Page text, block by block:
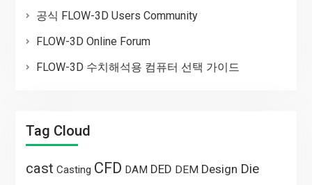
공식 FLOW-3D Users Community
FLOW-3D Online Forum
FLOW-3D 수치해석용 컴퓨터 선택 가이드
Tag Cloud
cast Casting CFD DAM DED DEM Design Die